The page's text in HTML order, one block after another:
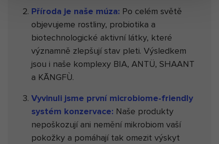
Příroda je naše múza: Po celém světě
objevujeme rostliny, probiotika a
biotechnologické aktivní látky, které
významně zlepšují stav pleti. Výsledkem
jsou i naše komplexy BIA, ANTÜ, SHAANT
a KĀNGFÙ.
Vyvinuli jsme první microbiome-friendly
systém konzervace: Naše produkty
nepoškozují ani nemění mikrobiom vaší
pokožky a pomáhají tak omezit výskyt